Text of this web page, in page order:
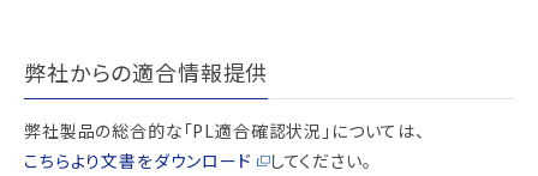
弊社からの適合情報提供
弊社製品の総合的な「PL適合確認状況」については、
こちらより文書をダウンロード
してください。